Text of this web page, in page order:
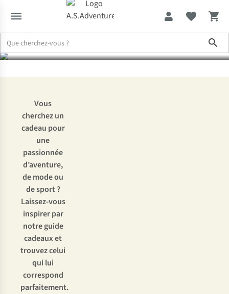
femmes
Vous
cherchez un
cadeau pour
une
passionnée
d’aventure,
de mode ou
de sport ?
Laissez-vous
inspirer par
notre guide
cadeaux et
trouvez celui
qui lui
correspond
parfaitement.